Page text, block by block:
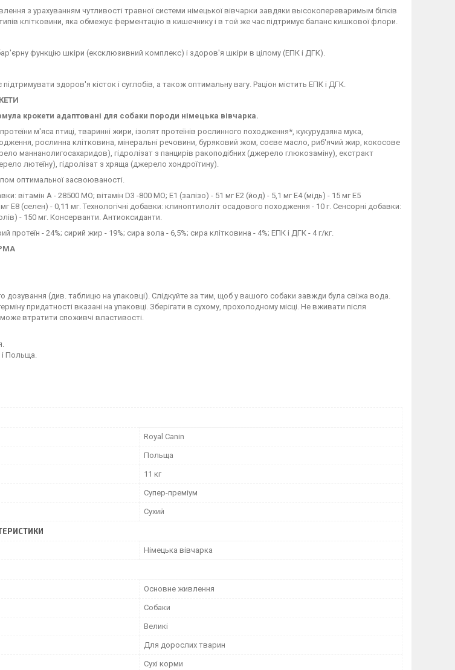
з урахуванням чутливості травної системи німецької вівчарки завдяки высокопереваримым білків
типів клітковини, яка обмежує ферментацію в кишечнику і в той же час підтримує баланс кишкової флори.
функцію шкіри (ексклюзивний комплекс) і здоров'я шкіри в цілому (ЕПК і ДГК).
здоров'я кісток і суглобів, а також оптимальну вагу. Раціон містить ЕПК і ДГК.
крокети адаптовані для собаки породи німецька вівчарка.
м'яса птиці, тваринні жири, ізолят протеїнів рослинного походження*, кукурудзяна мука,
рослинна клітковина, мінеральні речовини, буряковий жом, соєве масло, риб'ячий жир, кокосове
маннанолигосахаридов), гідролізат з панцирів ракоподібних (джерело глюкозаміну), екстракт
лютеїну), гідролізат з хряща (джерело хондроїтину).
оптимальної засвоюваності.
вітамін A - 28500 МО; вітамін D3 -800 MO; E1 (залізо) - 51 мг E2 (йод) - 5,1 мг E4 (мідь) - 15 мг E5
E8 (селен) - 0,11 мг. Технологічні добавки: клиноптилоліт осадового походження - 10 г. Сенсорні добавки:
- 150 мг. Консерванти. Антиоксиданти.
протеїн - 24%; сирий жир - 19%; сира зола - 6,5%; сира клітковина - 4%; ЕПК і ДГК - 4 г/кг.
(див. таблицю на упаковці). Слідкуйте за тим, щоб у вашого собаки завжди була свіжа вода.
придатності вказані на упаковці. Зберігати в сухому, прохолодному місці. Не вживати після
втратити споживчі властивості.
Польща.
Royal Canin
Польща
11 кг
Супер-преміум
Сухий
Німецька вівчарка
Основне живлення
Собаки
Великі
Для дорослих тварин
Сухі корми